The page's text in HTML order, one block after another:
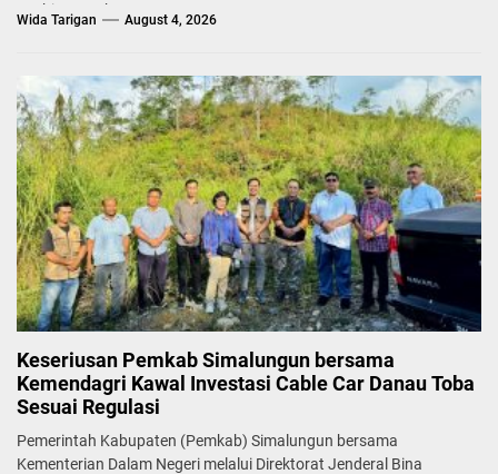
Fashion Week...
Wida Tarigan August 4, 2026
Keseriusan Pemkab Simalungun bersama
Kemendagri Kawal Investasi Cable Car Danau Toba
Sesuai Regulasi
Pemerintah Kabupaten (Pemkab) Simalungun bersama
Kementerian Dalam Negeri melalui Direktorat Jenderal Bina